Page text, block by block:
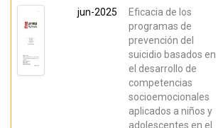
jun-2025
Eficacia de los
programas de
prevención del
suicidio basados en
el desarrollo de
competencias
socioemocionales
aplicados a niños y
adolescentes en el